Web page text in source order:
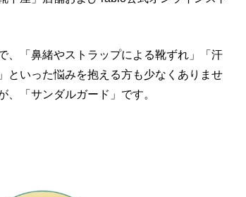
「鼻緒やストラップによる靴ずれ」「汗
といった悩みを抱える方も少なくありませ
が、「サンダルガード」です。